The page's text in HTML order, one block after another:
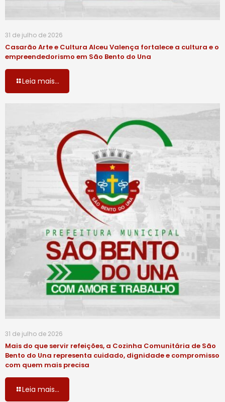
31 de julho de 2026
Casarão Arte e Cultura Alceu Valença fortalece a cultura e o
empreendedorismo em São Bento do Una
Leia mais...
31 de julho de 2026
Mais do que servir refeições, a Cozinha Comunitária de São
Bento do Una representa cuidado, dignidade e compromisso
com quem mais precisa
Leia mais...